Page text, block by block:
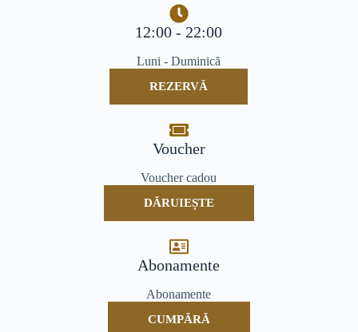
12:00 - 22:00
Luni - Duminică
REZERVĂ
Voucher
Voucher cadou
DĂRUIEȘTE
Abonamente
Abonamente
CUMPĂRĂ